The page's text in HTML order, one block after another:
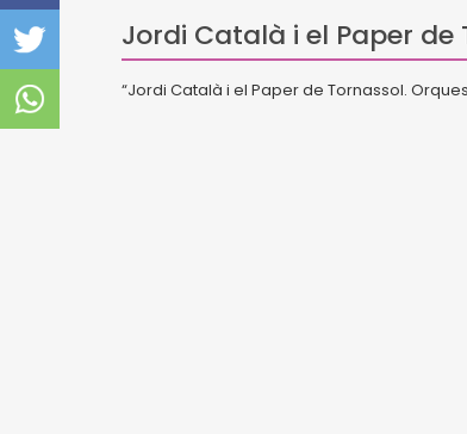
Jordi Català i el Paper
“Jordi Català i el Paper de Tornassol.